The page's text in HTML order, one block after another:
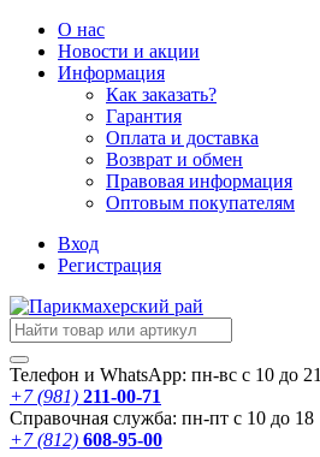
О нас
Новости и акции
Информация
Как заказать?
Гарантия
Оплата и доставка
Возврат и обмен
Правовая информация
Оптовым покупателям
Вход
Регистрация
Телефон и WhatsApp: пн-вс с 10 до 21
+7 (981) 211-00-71
Справочная служба: пн-пт с 10 до 18
+7 (812) 608-95-00